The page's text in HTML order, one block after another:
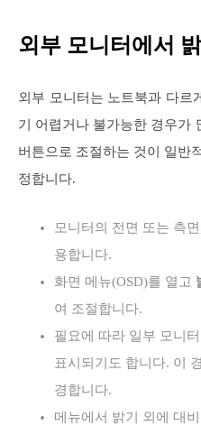
외부 모니터에서
외부 모니터는 노트북과 다르
기 어렵거나 불가능한 경우가
버튼으로 조절하는 것이 일반
정합니다.
모니터의 전면 또는 측
용합니다.
화면 메뉴(OSD)를 열고
여 조절합니다.
필요에 따라 일부 모니
표시되기도 합니다. 이
경합니다.
메뉴에서 밝기 외에 대